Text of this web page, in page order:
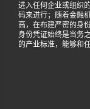
进入任何企业或组织
码来进行；随着金融
高，在布建严密的身
身份凭证始终是当务
的产业标准，能够和